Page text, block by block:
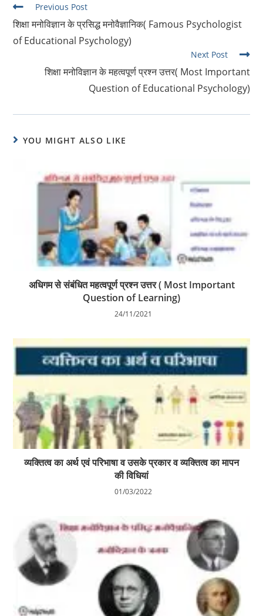
Read
more
articles
Previous Post
शिक्षा मनोविज्ञान के प्रसिद्ध मनोवैज्ञानिक( Famous Psychologist
of Educational Psychology)
Next Post
शिक्षा मनोविज्ञान के महत्वपूर्ण प्रश्न उत्तर( Most Important
Question of Educational Psychology)
YOU MIGHT ALSO LIKE
अधिगम से संबंधित महत्वपूर्ण प्रश्न उत्तर ( Most Important
Question of Learning)
24/11/2021
व्यक्तित्व का अर्थ एवं परिभाषा व उसके प्रकार व व्यक्तित्व का मापन
की विधियां
01/03/2022